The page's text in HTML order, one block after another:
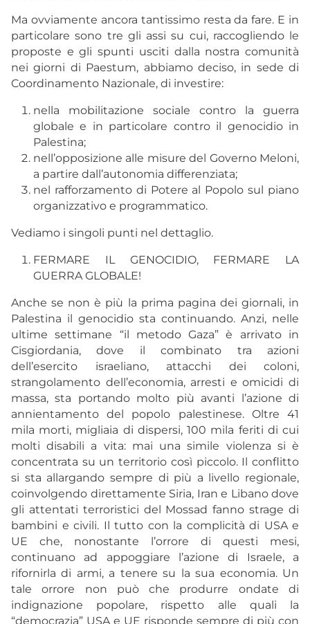
Ma ovviamente ancora tantissimo resta da fare. E in
particolare sono tre gli assi su cui, raccogliendo le
proposte e gli spunti usciti dalla nostra comunità
nei giorni di Paestum, abbiamo deciso, in sede di
Coordinamento Nazionale, di investire:
nella mobilitazione sociale contro la guerra
globale e in particolare contro il genocidio in
Palestina;
nell’opposizione alle misure del Governo Meloni,
a partire dall’autonomia differenziata;
nel rafforzamento di Potere al Popolo sul piano
organizzativo e programmatico.
Vediamo i singoli punti nel dettaglio.
FERMARE IL GENOCIDIO, FERMARE LA
GUERRA GLOBALE!
Anche se non è più la prima pagina dei giornali, in
Palestina il genocidio sta continuando. Anzi, nelle
ultime settimane “il metodo Gaza” è arrivato in
Cisgiordania, dove il combinato tra azioni
dell’esercito israeliano, attacchi dei coloni,
strangolamento dell’economia, arresti e omicidi di
massa, sta portando molto più avanti l’azione di
annientamento del popolo palestinese. Oltre 41
mila morti, migliaia di dispersi, 100 mila feriti di cui
molti disabili a vita: mai una simile violenza si è
concentrata su un territorio così piccolo. Il conflitto
si sta allargando sempre di più a livello regionale,
coinvolgendo direttamente Siria, Iran e Libano dove
gli attentati terroristici del Mossad fanno strage di
bambini e civili. Il tutto con la complicità di USA e
UE che, nonostante l’orrore di questi mesi,
continuano ad appoggiare l’azione di Israele, a
rifornirla di armi, a tenere su la sua economia. Un
tale orrore non può che produrre ondate di
indignazione popolare, rispetto alle quali la
“democrazia” USA e UE risponde sempre di più con